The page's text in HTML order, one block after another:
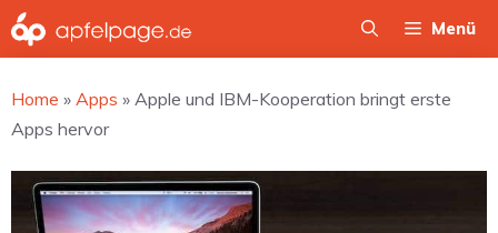
Zum
Inhalt
Menü
Home » Apps » Apple und IBM-Kooperation bringt erste
Apps hervor